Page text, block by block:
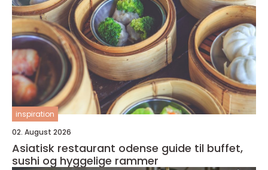
inspiration
02. August 2026
Asiatisk restaurant odense guide til buffet,
sushi og hyggelige rammer